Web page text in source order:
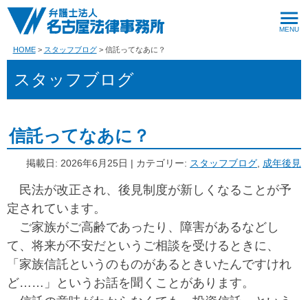
HOME スタッフブログ 信託ってなあに？
スタッフブログ
信託ってなあに？
掲載日: 2026年6月25日 | カテゴリー: スタッフブログ 成年後見
民法が改正され、後見制度が新しくなることが予
定されています。
ご家族がご高齢であったり、障害があるなどし
て、将来が不安だというご相談を受けるときに、
「家族信託というのものがあるときいたんですけれ
ど……」というお話を聞くことがあります。